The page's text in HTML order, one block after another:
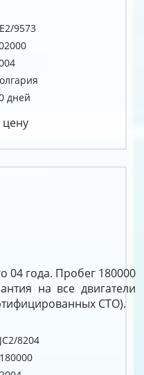
9573
дней
цену
04 года. Пробег 180000
на все двигатели
СТО).
JC2/8204
180000